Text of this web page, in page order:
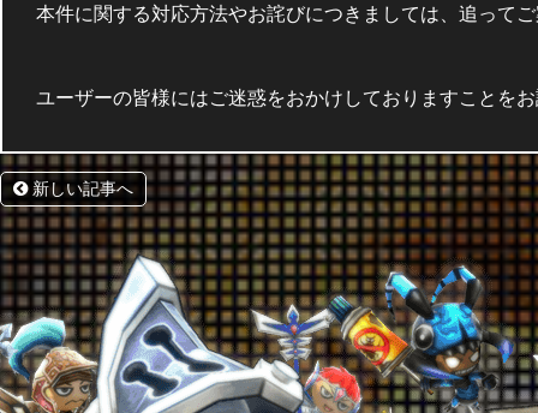
本件に関する対応方法やお詫びにつきましては、追って
ユーザーの皆様にはご迷惑をおかけしておりますことを
新しい記事へ